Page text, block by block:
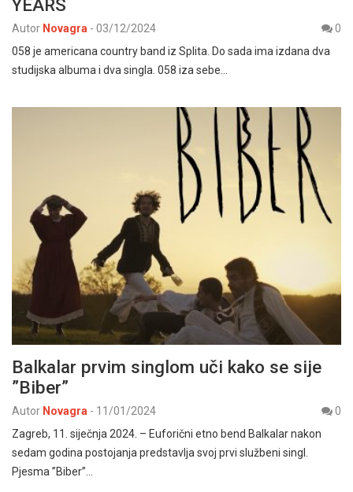
YEARS
Autor Novagra - 03/12/2024
0
058 je americana country band iz Splita. Do sada ima izdana dva
studijska albuma i dva singla. 058 iza sebe…
Balkalar prvim singlom uči kako se sije
”Biber”
Autor Novagra - 11/01/2024
0
Zagreb, 11. siječnja 2024. – Euforični etno bend Balkalar nakon
sedam godina postojanja predstavlja svoj prvi službeni singl.
Pjesma ”Biber”…